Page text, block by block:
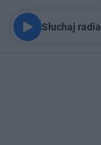
Słuchaj radia